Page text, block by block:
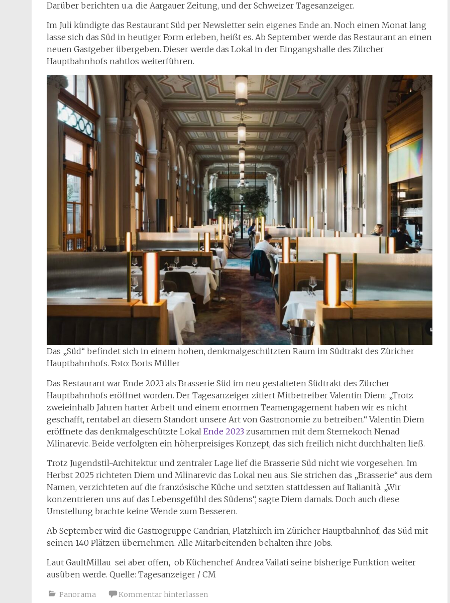
Darüber berichten u.a. die Aargauer Zeitung, und der Schweizer Tagesanzeiger.
Im Juli kündigte das Restaurant Süd per Newsletter sein eigenes Ende an. Noch einen Monat lang
lasse sich das Süd in heutiger Form erleben, heißt es. Ab September werde das Restaurant an einen
neuen Gastgeber übergeben. Dieser werde das Lokal in der Eingangshalle des Zürcher
Hauptbahnhofs nahtlos weiterführen.
Das „Süd“ befindet sich in einem hohen, denkmalgeschützten Raum im Südtrakt des Züricher
Hauptbahnhofs. Foto: Boris Müller
Das Restaurant war Ende 2023 als Brasserie Süd im neu gestalteten Südtrakt des Zürcher
Hauptbahnhofs eröffnet worden. Der Tagesanzeiger zitiert Mitbetreiber Valentin Diem: „Trotz
zweieinhalb Jahren harter Arbeit und einem enormen Teamengagement haben wir es nicht
geschafft, rentabel an diesem Standort unsere Art von Gastronomie zu betreiben.“ Valentin Diem
eröffnete das denkmalgeschützte Lokal Ende 2023 zusammen mit dem Sternekoch Nenad
Mlinarevic. Beide verfolgten ein höherpreisiges Konzept, das sich freilich nicht durchhalten ließ.
Trotz Jugendstil-Architektur und zentraler Lage lief die Brasserie Süd nicht wie vorgesehen. Im
Herbst 2025 richteten Diem und Mlinarevic das Lokal neu aus. Sie strichen das „Brasserie“ aus dem
Namen, verzichteten auf die französische Küche und setzten stattdessen auf Italianità. „Wir
konzentrieren uns auf das Lebensgefühl des Südens“, sagte Diem damals. Doch auch diese
Umstellung brachte keine Wende zum Besseren.
Ab September wird die Gastrogruppe Candrian, Platzhirch im Züricher Hauptbahnhof, das Süd mit
seinen 140 Plätzen übernehmen. Alle Mitarbeitenden behalten ihre Jobs.
Laut GaultMillau sei aber offen, ob Küchenchef Andrea Vailati seine bisherige Funktion weiter
ausüben werde. Quelle: Tagesanzeiger / CM
Panorama Kommentar hinterlassen